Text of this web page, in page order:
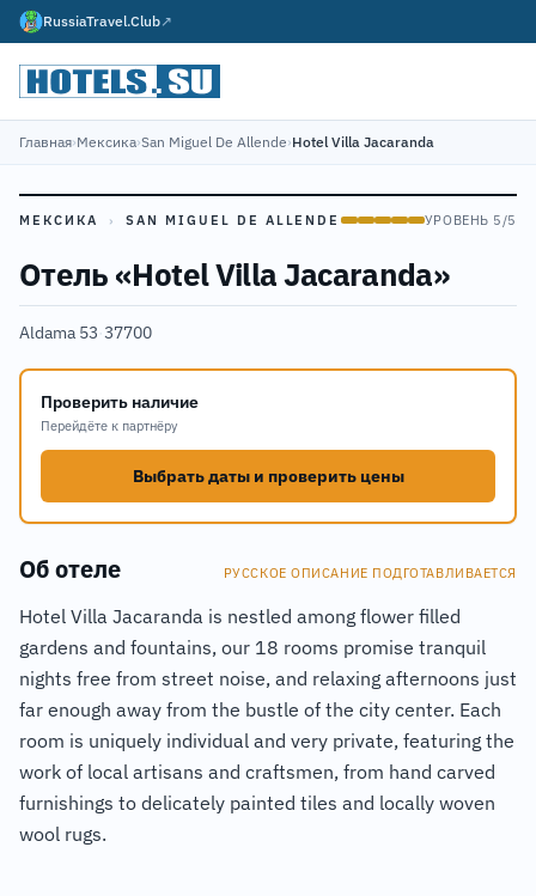
RussiaTravel.Club↗
Главная›Мексика›San Miguel De Allende›Hotel Villa Jacaranda
МЕКСИКА › SAN MIGUEL DE ALLENDE УРОВЕНЬ 5/5
Отель «Hotel Villa Jacaranda»
Aldama 53·37700
Проверить наличие
Перейдёте к партнёру
Выбрать даты и проверить цены
Об отеле РУССКОЕ ОПИСАНИЕ ПОДГОТАВЛИВАЕТСЯ
Hotel Villa Jacaranda is nestled among flower filled
gardens and fountains, our 18 rooms promise tranquil
nights free from street noise, and relaxing afternoons just
far enough away from the bustle of the city center. Each
room is uniquely individual and very private, featuring the
work of local artisans and craftsmen, from hand carved
furnishings to delicately painted tiles and locally woven
wool rugs.